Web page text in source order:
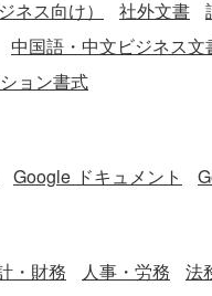
ネス向け） 社外文書
中国語・中文ビジネス文
ョン書式
Google ドキュメント
・財務 人事・労務 法